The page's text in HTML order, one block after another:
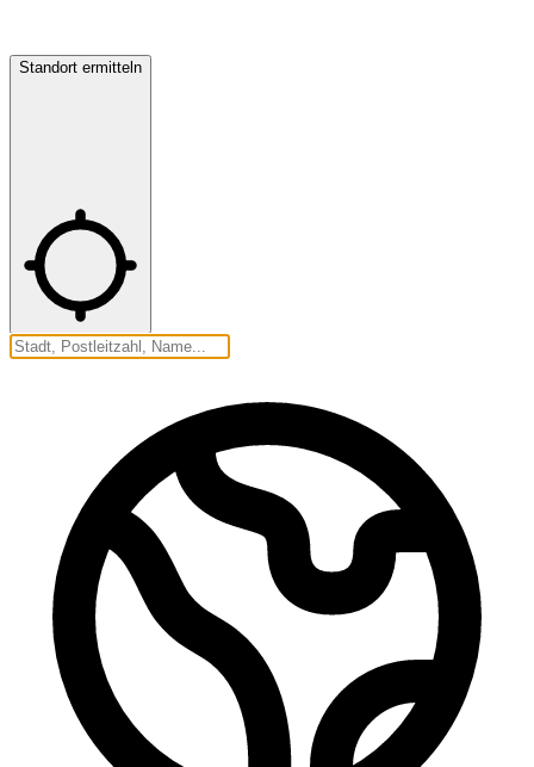
Standort ermitteln